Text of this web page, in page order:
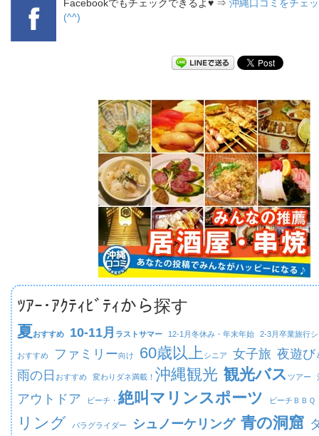
Facebookでもチェックできるよ♥ ⇒ 沖縄口コミをチェ
(^^)
ﾂｱｰ･ｱｸﾃｨﾋﾞﾃｨから探す
夏おすすめ 10-11月 ラストサマー 12-1月冬休み・年末年始 2-3月卒業旅行
おすすめ ファミリー向け 60歳以上シニア 女子旅 夜遊び
雨の日 おすすめ 変わりダネ満載！ 沖縄観光 観光バス ツアー
アウトドア ビーチ・ 絶叫マリンスポーツ ビーチ ＢＢＱ
リング パラグライダー シュノーケリング 青の洞窟